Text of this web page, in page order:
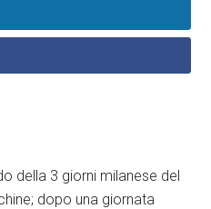
della 3 giorni milanese del
dopo una giornata